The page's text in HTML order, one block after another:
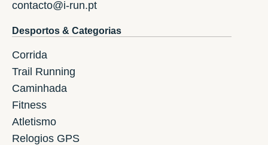
contacto@i-run.pt
Desportos & Categorias
Corrida
Trail Running
Caminhada
Fitness
Atletismo
Relogios GPS